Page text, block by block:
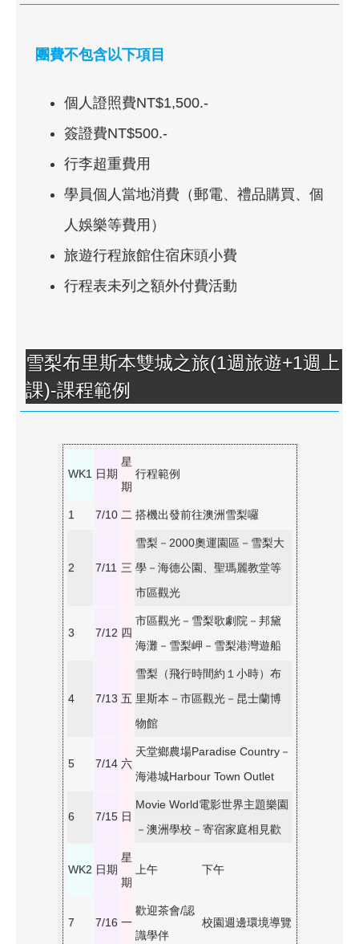
團費不包含以下項目
個人證照費NT$1,500.-
簽證費NT$500.-
行李超重費用
學員個人當地消費（郵電、禮品購買、個
人娛樂等費用）
旅遊行程旅館住宿床頭小費
行程表未列之額外付費活動
雪梨布里斯本雙城之旅(1週旅遊+1週上
課)-課程範例
WK1 日期
星
期
行程範例
1 7/10 二 搭機出發前往澳洲雪梨囉
2 7/11 三
雪梨－2000奧運園區－雪梨大
學－海德公園、聖瑪麗教堂等
市區觀光
3 7/12 四
市區觀光－雪梨歌劇院－邦黛
海灘－雪梨岬－雪梨港灣遊船
4 7/13 五
雪梨（飛行時間約１小時）布
里斯本－市區觀光－昆士蘭博
物館
5 7/14 六
天堂鄉農場Paradise Country－
海港城Harbour Town Outlet
6 7/15 日
Movie World電影世界主題樂園
－澳洲學校－寄宿家庭相見歡
WK2 日期
星
期
上午 下午
7 7/16 一
歡迎茶會/認
識學伴
校園週邊環境導覽